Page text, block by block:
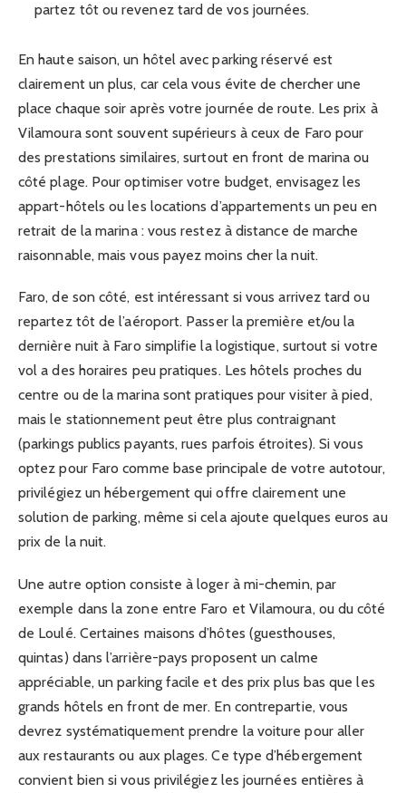
partez tôt ou revenez tard de vos journées.
En haute saison, un hôtel avec parking réservé est
clairement un plus, car cela vous évite de chercher une
place chaque soir après votre journée de route. Les prix à
Vilamoura sont souvent supérieurs à ceux de Faro pour
des prestations similaires, surtout en front de marina ou
côté plage. Pour optimiser votre budget, envisagez les
appart-hôtels ou les locations d’appartements un peu en
retrait de la marina : vous restez à distance de marche
raisonnable, mais vous payez moins cher la nuit.
Faro, de son côté, est intéressant si vous arrivez tard ou
repartez tôt de l’aéroport. Passer la première et/ou la
dernière nuit à Faro simplifie la logistique, surtout si votre
vol a des horaires peu pratiques. Les hôtels proches du
centre ou de la marina sont pratiques pour visiter à pied,
mais le stationnement peut être plus contraignant
(parkings publics payants, rues parfois étroites). Si vous
optez pour Faro comme base principale de votre autotour,
privilégiez un hébergement qui offre clairement une
solution de parking, même si cela ajoute quelques euros au
prix de la nuit.
Une autre option consiste à loger à mi-chemin, par
exemple dans la zone entre Faro et Vilamoura, ou du côté
de Loulé. Certaines maisons d’hôtes (guesthouses,
quintas) dans l’arrière-pays proposent un calme
appréciable, un parking facile et des prix plus bas que les
grands hôtels en front de mer. En contrepartie, vous
devrez systématiquement prendre la voiture pour aller
aux restaurants ou aux plages. Ce type d’hébergement
convient bien si vous privilégiez les journées entières à